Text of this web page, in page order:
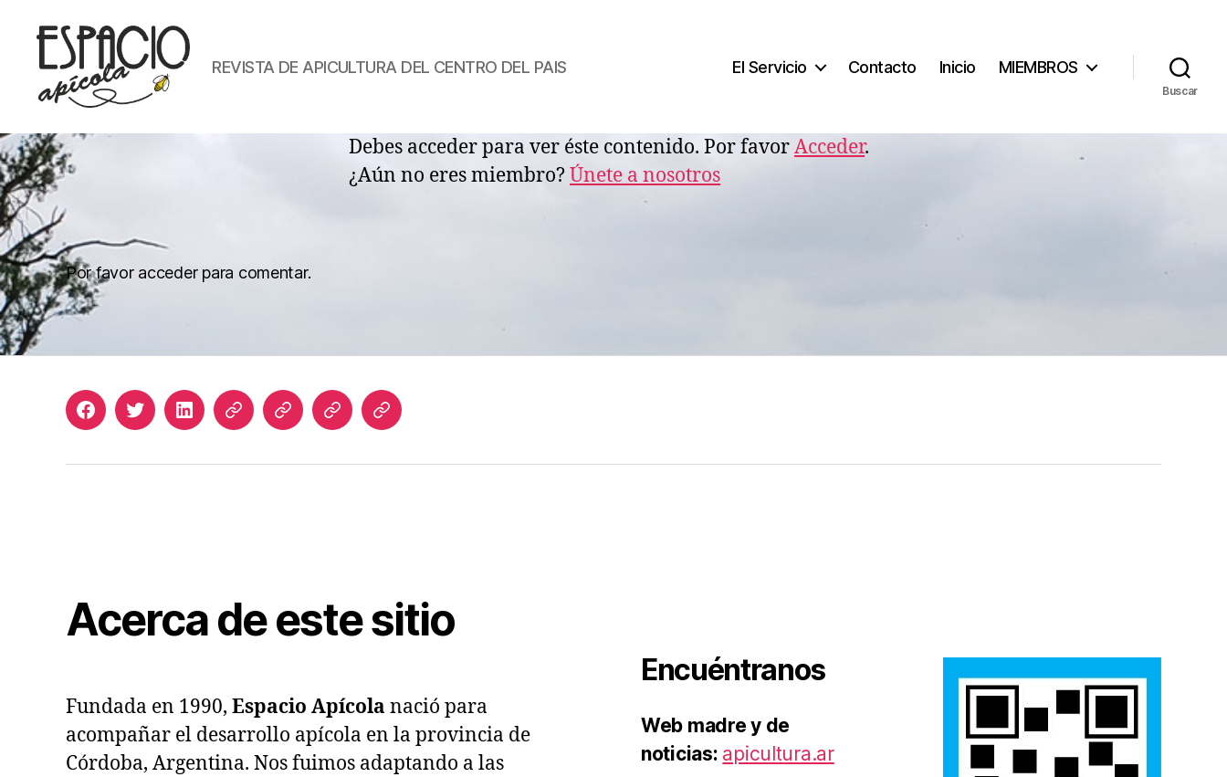
APICOLA
REVISTA DE APICULTURA DEL CENTRO DEL PAIS El Servicio Contacto Inicio MIEMBROS
Buscar
Debes acceder para ver éste contenido. Por favorAcceder.
¿Aún no eres miembro?Únete a nosotros
Por favor acceder para comentar.
FacebookTwitterLinkedInApicultura
Join
Acceso
Suscriptores
Biblioteca
de
Acerca de este sitio
Fundada en 1990, Espacio Apícola nació para
acompañar el desarrollo apícola en la provincia de
Córdoba, Argentina. Nos fuimos adaptando a las
Encuéntranos
Web madre y de
noticias: apicultura.ar